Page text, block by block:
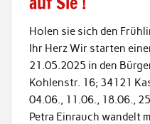
Holen sie sich den
Ihr Herz Wir starten
21.05.2025 in den
Kohlenstr. 16; 34121
04.06., 11.06., 18.06.,
Petra Einrauch wandelt